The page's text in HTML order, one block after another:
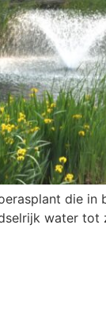
die in
water tot